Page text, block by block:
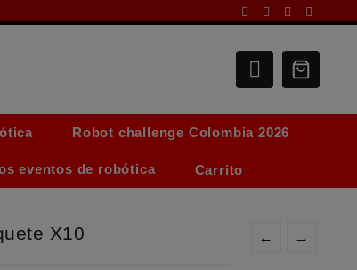
Robot challenge Colombia 2026
eventos de robótica Carrito
← →
X10